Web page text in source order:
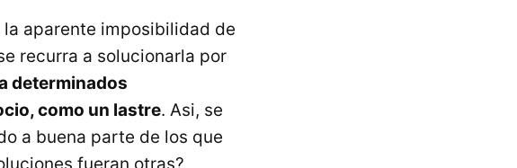
aparente imposibilidad de
recurra a solucionarla por
determinados
como un lastre. Asi, se
a buena parte de los que